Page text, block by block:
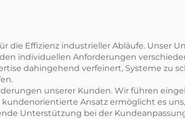
Effizienz industrieller Abläufe. Unser
individuellen Anforderungen
dahingehend verfeinert, Systeme zu
unserer Kunden. Wir führen
Ansatz ermöglicht es
Unterstützung bei der